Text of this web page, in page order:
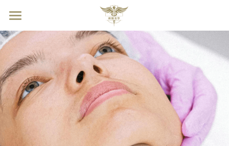
醫美新知
所有博客分類
法令紋
淚溝
首頁
水嫩秘密
專利認證&食安
德國品牌高效膠原